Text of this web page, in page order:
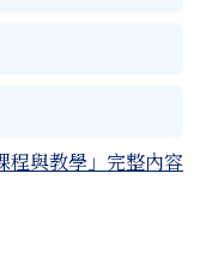
程與教學」完整內容